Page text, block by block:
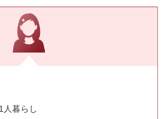
暮らし